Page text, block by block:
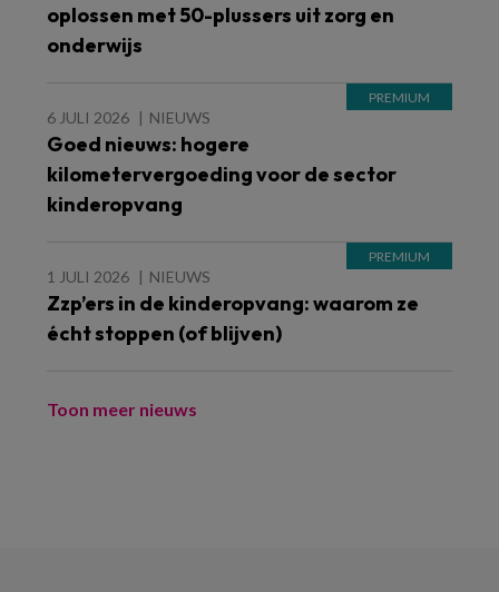
oplossen met 50-plussers uit zorg en
onderwijs
6 JULI 2026 NIEUWS
Goed nieuws: hogere
kilometervergoeding voor de sector
kinderopvang
1 JULI 2026 NIEUWS
Zzp’ers in de kinderopvang: waarom ze
écht stoppen (of blijven)
Toon meer nieuws